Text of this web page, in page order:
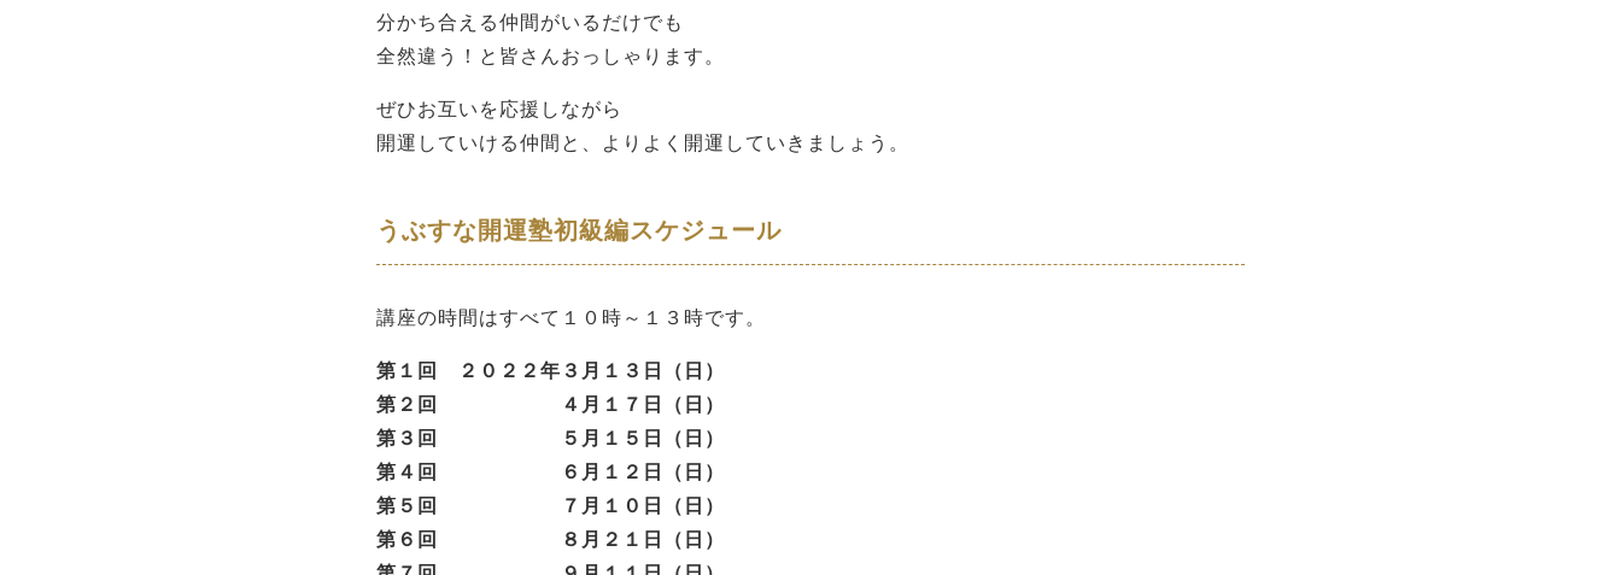
分かち合える仲間がいるだけでも
全然違う！と皆さんおっしゃります。
ぜひお互いを応援しながら
開運していける仲間と、よりよく開運していきましょう。
うぶすな開運塾初級編スケジュール
講座の時間はすべて１０時～１３時です。
第１回 ２０２２ 年３月１３ 日（日）
第２回 ４月１７日（日）
第３回 ５月１５日（日）
第４回 ６月１２日（日）
第５回 ７月１０日（日）
第６回 ８月２１日（日）